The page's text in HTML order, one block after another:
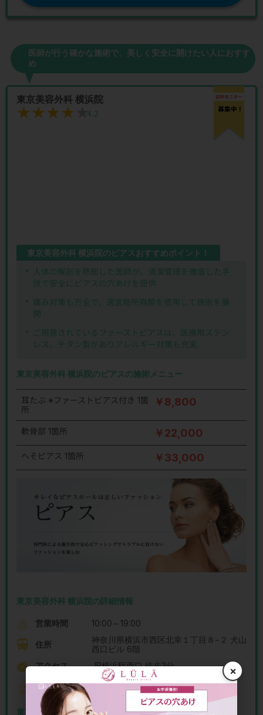
医師が行う確かな施術で、美しく安全に開けたい人におすす
め
東京美容外科 横浜院
★★★★★
★★★★★4.2
東京美容外科 横浜院のピアスおすすめポイント！
人体の解剖を熟知した医師が、清潔管理を徹底した手
技で安全にピアスの穴あけを提供
痛み対策も万全で、適宜局所麻酔を使用して施術を展
開
ご用意されているファーストピアスは、医療用ステン
レス、チタン製がありアレルギー対策も充実
東京美容外科 横浜院のピアスの施術メニュー
耳たぶ ※ファーストピアス付き 1箇
所
￥8,800
軟骨部 1箇所 ￥22,000
へそピアス 1箇所 ￥33,000
東京美容外科 横浜院の詳細情報
営業時間 10:00～19:00
住所
神奈川県横浜市西区北幸１丁目８−２ 犬山
西口ビル 6階
アクセス
JR横浜駅西口 徒歩3分
東京美容外科 横浜院の院長
筋師優佳 医師
東京美容外科 横浜院のピアスの口コミ
×